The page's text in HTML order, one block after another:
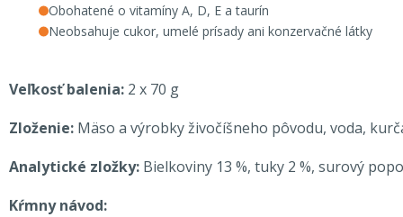
Obohatené o vitamíny A, D, E a taurín
Neobsahuje cukor, umelé prísady ani konzervačné látky
Veľkosť balenia: 2 x 70 g
Zloženie: Mäso a výrobky živočíšneho pôvodu, voda,
Analytické zložky: Bielkoviny 13 %, tuky 2 %, surový
Kŕmny návod: